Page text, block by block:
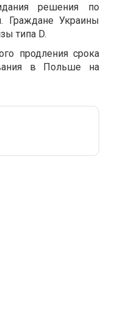
решения по
Граждане Украины
типа D.
продления срока
в Польше на